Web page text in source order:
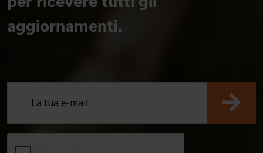
aggiornamenti.